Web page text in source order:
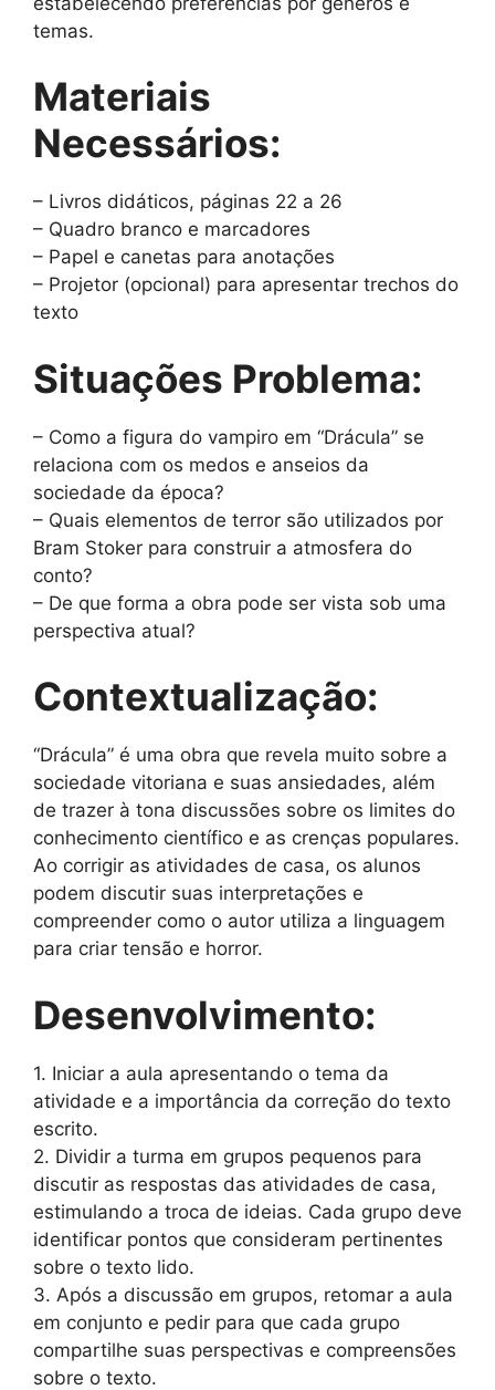
temas.
Materiais
Necessários:
– Livros didáticos, páginas 22 a 26
– Quadro branco e marcadores
– Papel e canetas para anotações
– Projetor (opcional) para apresentar trechos do
texto
Situações Problema:
– Como a figura do vampiro em “Drácula” se
relaciona com os medos e anseios da
sociedade da época?
– Quais elementos de terror são utilizados por
Bram Stoker para construir a atmosfera do
conto?
– De que forma a obra pode ser vista sob uma
perspectiva atual?
Contextualização:
“Drácula” é uma obra que revela muito sobre a
sociedade vitoriana e suas ansiedades, além
de trazer à tona discussões sobre os limites do
conhecimento científico e as crenças populares.
Ao corrigir as atividades de casa, os alunos
podem discutir suas interpretações e
compreender como o autor utiliza a linguagem
para criar tensão e horror.
Desenvolvimento:
1. Iniciar a aula apresentando o tema da
atividade e a importância da correção do texto
escrito.
2. Dividir a turma em grupos pequenos para
discutir as respostas das atividades de casa,
estimulando a troca de ideias. Cada grupo deve
identificar pontos que consideram pertinentes
sobre o texto lido.
3. Após a discussão em grupos, retomar a aula
em conjunto e pedir para que cada grupo
compartilhe suas perspectivas e compreensões
sobre o texto.